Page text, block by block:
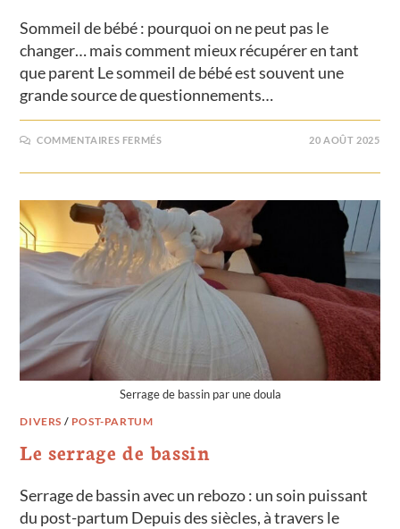
Sommeil de bébé : pourquoi on ne peut pas le
changer… mais comment mieux récupérer en tant
que parent Le sommeil de bébé est souvent une
grande source de questionnements…
COMMENTAIRES FERMÉS 20 AOÛT 2025
Serrage de bassin par une doula
DIVERS / POST-PARTUM
Le serrage de bassin
Serrage de bassin avec un rebozo : un soin puissant
du post-partum Depuis des siècles, à travers le